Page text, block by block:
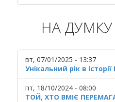
НА ДУМКУ
вт, 07/01/2025 - 13:37
Унікальний рік в
пт, 18/10/2024 - 08:00
ТОЙ, ХТО ВМІЄ